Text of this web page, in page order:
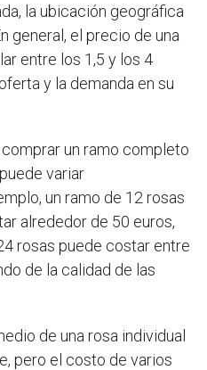
la ubicación geográfica
general, el precio de una
entre los 1,5 y los 4
y la demanda en su
un ramo completo
variar
un ramo de 12 rosas
alrededor de 50 euros,
rosas puede costar entre
de la calidad de las
de una rosa individual
pero el costo de varios